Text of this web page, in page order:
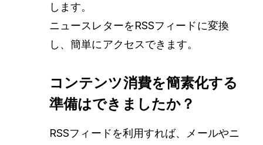
します。
ニュースレターをRSSフィードに変換
し、簡単にアクセスできます。
コンテンツ消費を簡素化する
準備はできましたか？
RSSフィードを利用すれば、メールやニ